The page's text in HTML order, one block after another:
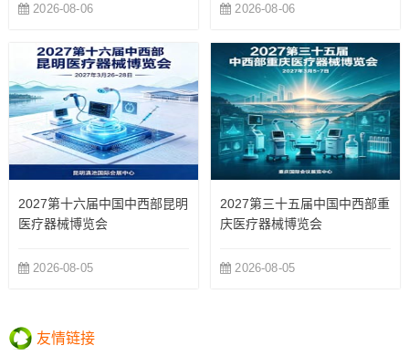
2026-08-06 2026-08-06
2027第十六届中国中西部昆明
医疗器械博览会
2026-08-05
2027第三十五届中国中西部重
庆医疗器械博览会
2026-08-05
友情链接